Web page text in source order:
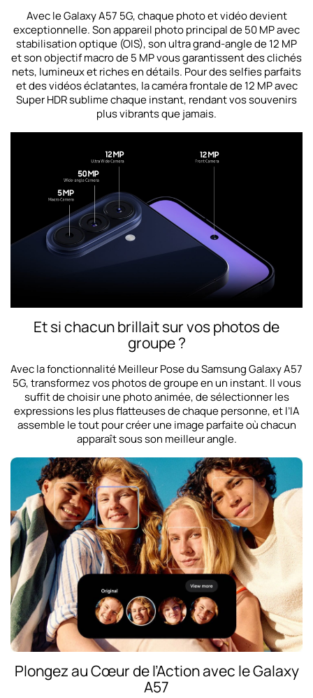
Avec le Galaxy A57 5G, chaque photo et vidéo devient
exceptionnelle. Son appareil photo principal de 50 MP avec
stabilisation optique (OIS), son ultra grand-angle de 12 MP
et son objectif macro de 5 MP vous garantissent des clichés
nets, lumineux et riches en détails. Pour des selfies parfaits
et des vidéos éclatantes, la caméra frontale de 12 MP avec
Super HDR sublime chaque instant, rendant vos souvenirs
plus vibrants que jamais.
Et si chacun brillait sur vos photos de
groupe ?
Avec la fonctionnalité Meilleur Pose du Samsung Galaxy A57
5G, transformez vos photos de groupe en un instant. Il vous
suffit de choisir une photo animée, de sélectionner les
expressions les plus flatteuses de chaque personne, et l’IA
assemble le tout pour créer une image parfaite où chacun
apparaît sous son meilleur angle.
Plongez au Cœur de l’Action avec le Galaxy
A57